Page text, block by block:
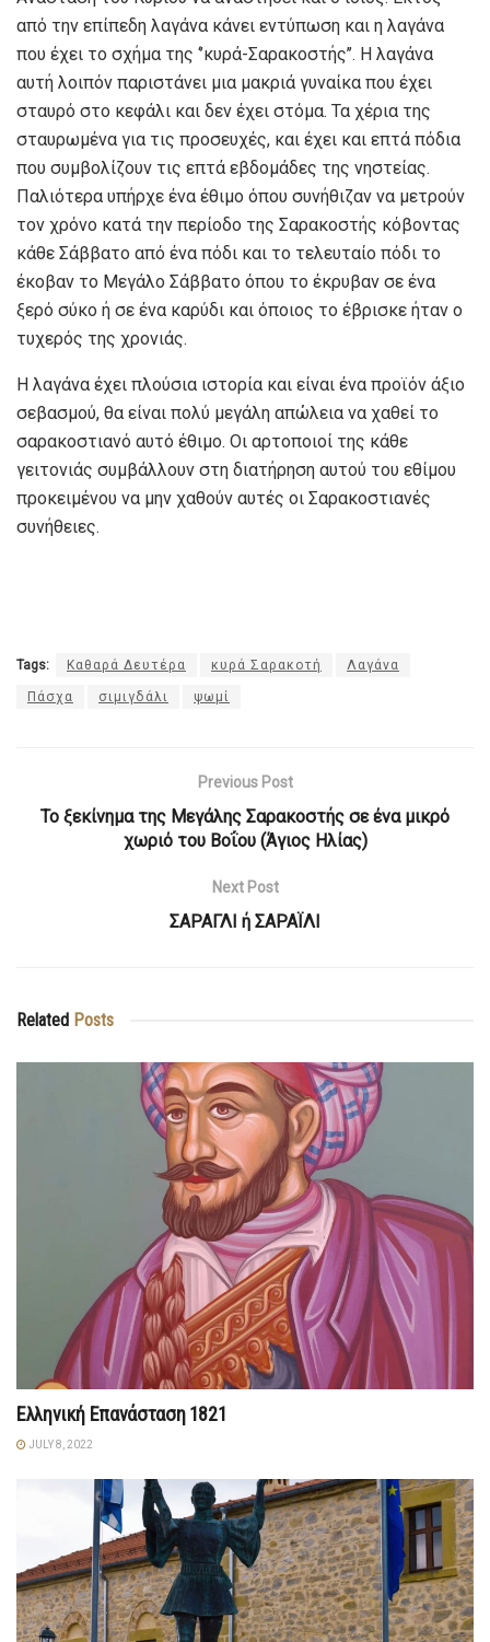
από την επίπεδη λαγάνα κάνει εντύπωση και η λαγάνα
που έχει το σχήμα της ‘’κυρά-Σαρακοστής’’. Η λαγάνα
αυτή λοιπόν παριστάνει μια μακριά γυναίκα που έχει
σταυρό στο κεφάλι και δεν έχει στόμα. Τα χέρια της
σταυρωμένα για τις προσευχές, και έχει και επτά πόδια
που συμβολίζουν τις επτά εβδομάδες της νηστείας.
Παλιότερα υπήρχε ένα έθιμο όπου συνήθιζαν να μετρούν
τον χρόνο κατά την περίοδο της Σαρακοστής κόβοντας
κάθε Σάββατο από ένα πόδι και το τελευταίο πόδι το
έκοβαν το Μεγάλο Σάββατο όπου το έκρυβαν σε ένα
ξερό σύκο ή σε ένα καρύδι και όποιος το έβρισκε ήταν ο
τυχερός της χρονιάς.
Η λαγάνα έχει πλούσια ιστορία και είναι ένα προϊόν άξιο
σεβασμού, θα είναι πολύ μεγάλη απώλεια να χαθεί το
σαρακοστιανό αυτό έθιμο. Οι αρτοποιοί της κάθε
γειτονιάς συμβάλλουν στη διατήρηση αυτού του εθίμου
προκειμένου να μην χαθούν αυτές οι Σαρακοστιανές
συνήθειες.
Tags: Καθαρά Δευτέρα κυρά Σαρακοτή Λαγάνα
Πάσχα σιμιγδάλι ψωμί
Previous Post
Το ξεκίνημα της Μεγάλης Σαρακοστής σε ένα μικρό
χωριό του Βοΐου (Άγιος Ηλίας)
Next Post
ΣΑΡΑΓΛΙ ή ΣΑΡΑΪΛΙ
Related Posts
Ελληνική Επανάσταση 1821
JULY 8, 2022